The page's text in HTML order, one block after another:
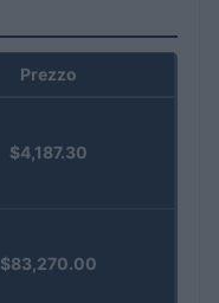
Prezzo
$4,187.30
$83,270.00